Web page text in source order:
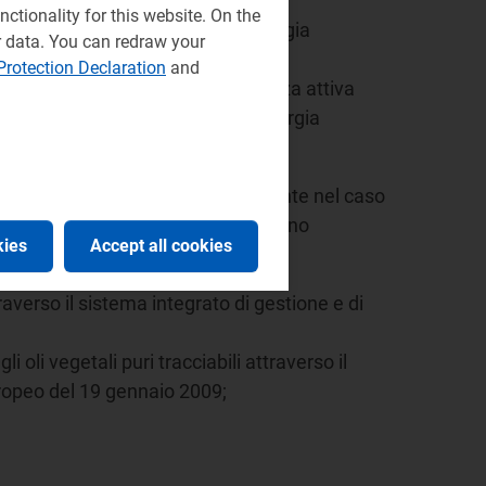
delle tariffe elettriche sull'energia
altre fonti rinnovabili di potenza attiva
delle tariffe elettriche sull'energia
kWh immessi in rete annualmente nel caso
Tali prezzi minimi garantiti sono
il sistema integrato di gestione e di
oli vegetali puri tracciabili attraverso il
del 19 gennaio 2009;
for this website. On the
You can redraw your
Declaration and
Accept all cookies